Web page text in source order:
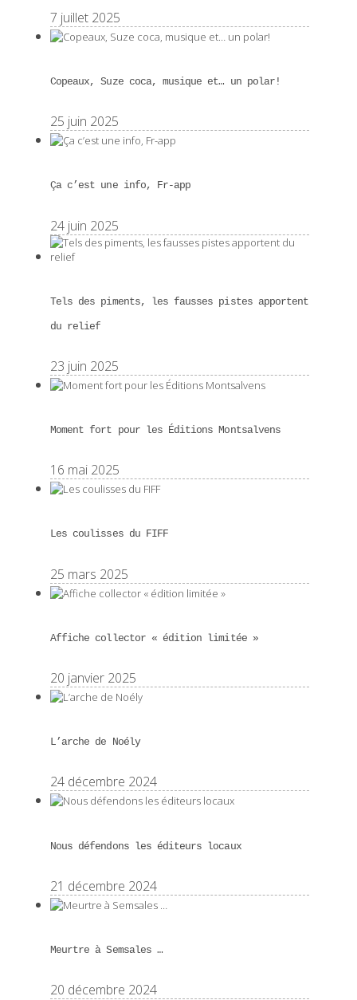
7 juillet 2025
Copeaux, Suze coca, musique et… un polar!
25 juin 2025
Ça c’est une info, Fr-app
24 juin 2025
Tels des piments, les fausses pistes apportent
du relief
23 juin 2025
Moment fort pour les Éditions Montsalvens
16 mai 2025
Les coulisses du FIFF
25 mars 2025
Affiche collector « édition limitée »
20 janvier 2025
L’arche de Noély
24 décembre 2024
Nous défendons les éditeurs locaux
21 décembre 2024
Meurtre à Semsales …
20 décembre 2024